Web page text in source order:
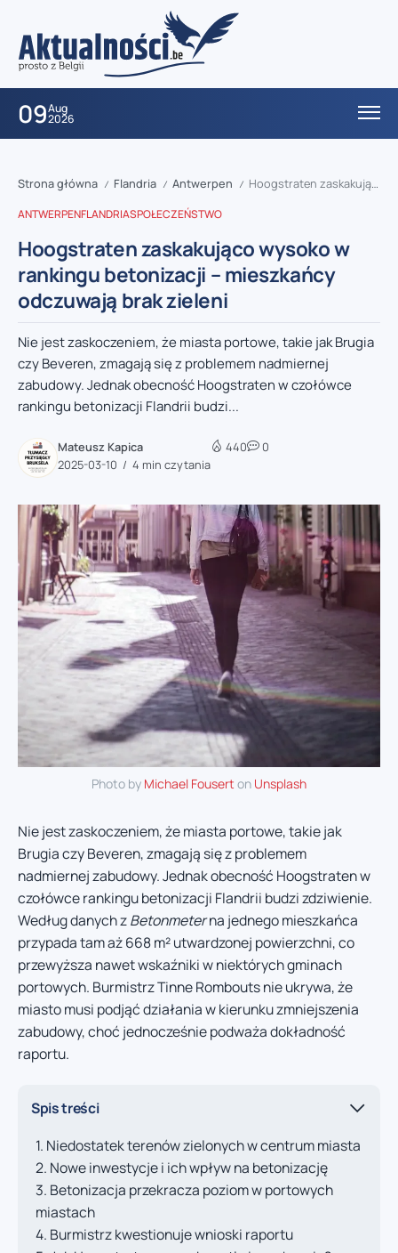
09Aug
2026
Strona główna / Flandria / Antwerpen / Hoogstraten zaskakująco wysoko w rankingu betonizacji – mieszkańcy odczuwają brak zieleni
ANTWERPENFLANDRIASPOŁECZEŃSTWO
Hoogstraten zaskakująco wysoko w
rankingu betonizacji – mieszkańcy
odczuwają brak zieleni
Nie jest zaskoczeniem, że miasta portowe, takie jak Brugia
czy Beveren, zmagają się z problemem nadmiernej
zabudowy. Jednak obecność Hoogstraten w czołówce
rankingu betonizacji Flandrii budzi...
Mateusz Kapica
2025-03-10
4 min czytania
440 0
Photo by Michael Fousert on Unsplash
Nie jest zaskoczeniem, że miasta portowe, takie jak
Brugia czy Beveren, zmagają się z problemem
nadmiernej zabudowy. Jednak obecność Hoogstraten w
czołówce rankingu betonizacji Flandrii budzi zdziwienie.
Według danych zBetonmeterna jednego mieszkańca
przypada tam aż 668 m² utwardzonej powierzchni, co
przewyższa nawet wskaźniki w niektórych gminach
portowych. Burmistrz Tinne Rombouts nie ukrywa, że
miasto musi podjąć działania w kierunku zmniejszenia
zabudowy, choć jednocześnie podważa dokładność
raportu.
Spis treści
Niedostatek terenów zielonych w centrum miasta
Nowe inwestycje i ich wpływ na betonizację
Betonizacja przekracza poziom w portowych
miastach
Burmistrz kwestionuje wnioski raportu